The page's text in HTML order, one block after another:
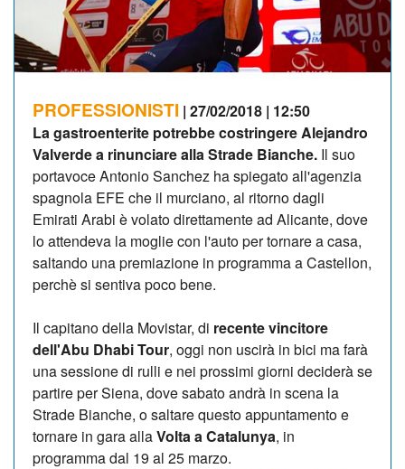
PROFESSIONISTI | 27/02/2018 | 12:50
La gastroenterite potrebbe costringere Alejandro
Valverde a rinunciare alla Strade Bianche. Il suo
portavoce Antonio Sanchez ha spiegato all'agenzia
spagnola EFE che il murciano, al ritorno dagli
Emirati Arabi è volato direttamente ad Alicante, dove
lo attendeva la moglie con l'auto per tornare a casa,
saltando una premiazione in programma a Castellon,
perchè si sentiva poco bene.
Il capitano della Movistar, di recente vincitore
dell'Abu Dhabi Tour, oggi non uscirà in bici ma farà
una sessione di rulli e nei prossimi giorni deciderà se
partire per Siena, dove sabato andrà in scena la
Strade Bianche, o saltare questo appuntamento e
tornare in gara allaVolta a Catalunya, in
programma dal 19 al 25 marzo.